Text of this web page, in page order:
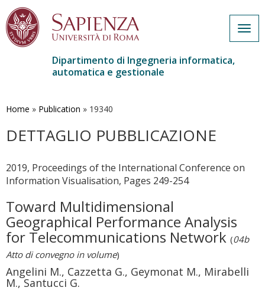
contenuto
Dipartimento di Ingegneria informatica,
automatica e gestionale
Home » Publication » 19340
DETTAGLIO PUBBLICAZIONE
2019, Proceedings of the International Conference on
Information Visualisation, Pages 249-254
Toward Multidimensional
Geographical Performance Analysis
for Telecommunications Network (04b
Atto di convegno in volume)
Angelini M., Cazzetta G., Geymonat M., Mirabelli
M., Santucci G.